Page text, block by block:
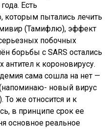
Есть
которым пытались лечить
(Тамифлю), эффект
побочных
борьбы с SARS остались
к короновирусу.
сама сошла на нет —
новый вирус
же относится и к
в принципе срок ее
основное реальное